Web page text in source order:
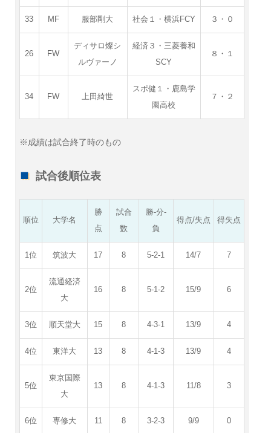
33 MF 服部剛大 社会１・横浜FCY ３・０
26 FW
ディサロ燦シ
ルヴァーノ
経済３・三菱養和
SCY
８・１
34 FW 上田綺世
スポ健１・鹿島学
園高校
７・２
※成績は試合終了時のもの
試合後順位表
順位 大学名
勝
点
試合
数
勝-分-
負
得点/失点 得失点
1位 筑波大 17 8 5-2-1 14/7 7
2位
流通経済
大
16 8 5-1-2 15/9 6
3位 順天堂大 15 8 4-3-1 13/9 4
4位 東洋大 13 8 4-1-3 13/9 4
5位
東京国際
大
13 8 4-1-3 11/8 3
6位 専修大 11 8 3-2-3 9/9 0